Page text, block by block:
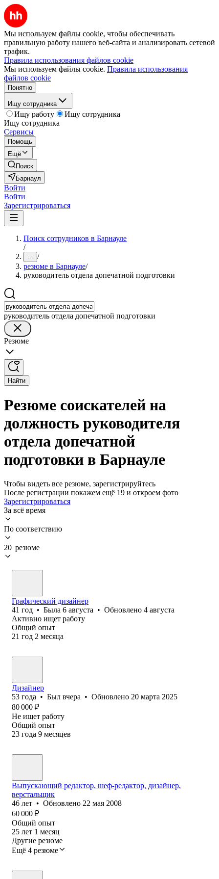
Мы используем файлы cookie, чтобы обеспечивать
правильную работу нашего веб-сайта и анализировать сетевой
трафик.
Правила использования файлов cookie
Мы используем файлы cookie. Правила использования
файлов cookie
Понятно
Ищу сотрудника
Ищу работу
Ищу сотрудника
Ищу сотрудника
Сервисы
Помощь
Ещё
Поиск
Барнаул
Войти
Войти
Зарегистрироваться
Поиск сотрудников в Барнауле
/
... /
резюме в Барнауле/
руководитель отдела допечатной подготовки
руководитель отдела допечатной подготовки
Резюме
Найти
Резюме соискателей на
должность руководителя
отдела допечатной
подготовки в Барнауле
Чтобы видеть все резюме, зарегистрируйтесь
После регистрации покажем ещё 19 и откроем фото
Зарегистрироваться
За всё время
По соответствию
20 резюме
Графический дизайнер
41 год • Была 6 августа • Обновлено 4 августа
Активно ищет работу
Общий опыт
21 год 2 месяца
Дизайнер
53 года • Был вчера • Обновлено 20 марта 2025
80 000 ₽
Не ищет работу
Общий опыт
23 года 9 месяцев
Выпускающий редактор, шеф-редактор, дизайнер,
верстальщик
46 лет • Обновлено 22 мая 2008
60 000 ₽
Общий опыт
25 лет 1 месяц
Другие резюме
Ещё 4 резюме